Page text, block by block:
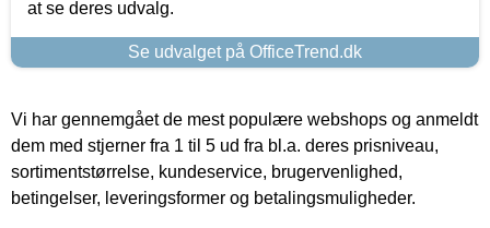
at se deres udvalg.
Se udvalget på OfficeTrend.dk
Vi har gennemgået de mest populære webshops og anmeldt
dem med stjerner fra 1 til 5 ud fra bl.a. deres prisniveau,
sortimentstørrelse, kundeservice, brugervenlighed,
betingelser, leveringsformer og betalingsmuligheder.